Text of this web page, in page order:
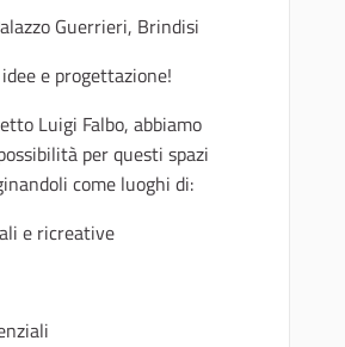
Guerrieri, Brindisi
e progettazione!
Luigi Falbo, abbiamo
per questi spazi
come luoghi di:
e ricreative